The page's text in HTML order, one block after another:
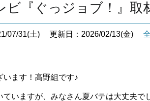
ビ『ぐっジョブ！』取
07/31(土) 更新日：2026/02/13(金)
います！高野組です♪
ていますが、みなさん夏バテは大丈夫で